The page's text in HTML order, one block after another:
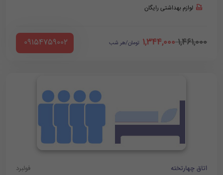
لوازم بهداشتی رایگان
1,461,000
1,344,000 تومان/هر شب ‪ 09154759002
اتاق چهارتخته فولبرد